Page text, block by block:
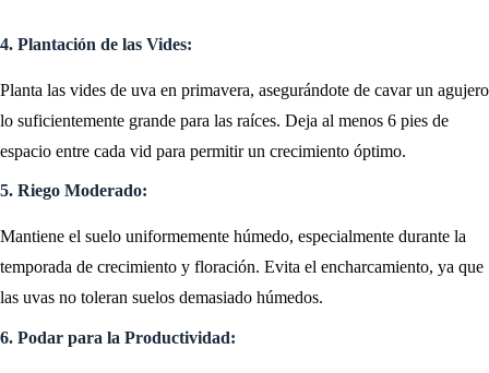
4. Plantación de las Vides:
Planta las vides de uva en primavera, asegurándote de cavar un agujero
lo suficientemente grande para las raíces. Deja al menos 6 pies de
espacio entre cada vid para permitir un crecimiento óptimo.
5. Riego Moderado:
Mantiene el suelo uniformemente húmedo, especialmente durante la
temporada de crecimiento y floración. Evita el encharcamiento, ya que
las uvas no toleran suelos demasiado húmedos.
6. Podar para la Productividad: